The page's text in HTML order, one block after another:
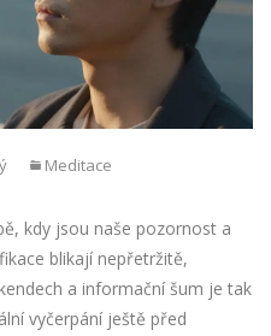
Meditace
kdy jsou naše pozornost a
blikají nepřetržitě,
a informační šum je tak
vyčerpání ještě před